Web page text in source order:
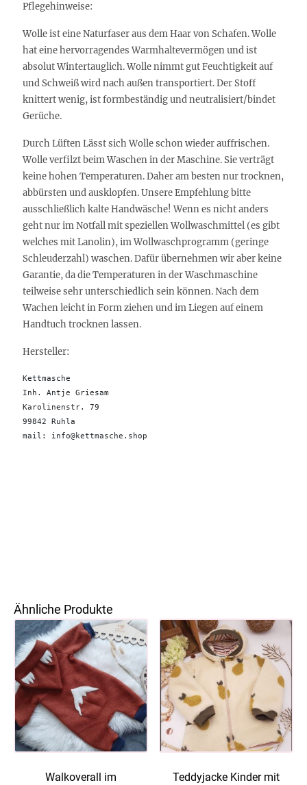
Pflegehinweise:
Wolle ist eine Naturfaser aus dem Haar von Schafen. Wolle
hat eine hervorragendes Warmhaltevermögen und ist
absolut Wintertauglich. Wolle nimmt gut Feuchtigkeit auf
und Schweiß wird nach außen transportiert. Der Stoff
knittert wenig, ist formbeständig und neutralisiert/bindet
Gerüche.
Durch Lüften Lässt sich Wolle schon wieder auffrischen.
Wolle verfilzt beim Waschen in der Maschine. Sie verträgt
keine hohen Temperaturen. Daher am besten nur trocknen,
abbürsten und ausklopfen. Unsere Empfehlung bitte
ausschließlich kalte Handwäsche! Wenn es nicht anders
geht nur im Notfall mit speziellen Wollwaschmittel (es gibt
welches mit Lanolin), im Wollwaschprogramm (geringe
Schleuderzahl) waschen. Dafür übernehmen wir aber keine
Garantie, da die Temperaturen in der Waschmaschine
teilweise sehr unterschiedlich sein können. Nach dem
Wachen leicht in Form ziehen und im Liegen auf einem
Handtuch trocknen lassen.
Hersteller:
Kettmasche
Inh. Antje Griesam
Karolinenstr. 79
99842 Ruhla
mail: info@kettmasche.shop
Ähnliche Produkte
Walkoverall im
Teddyjacke Kinder mit